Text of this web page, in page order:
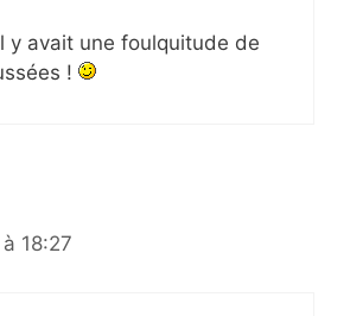
y avait une foulquitude de
!
18:27